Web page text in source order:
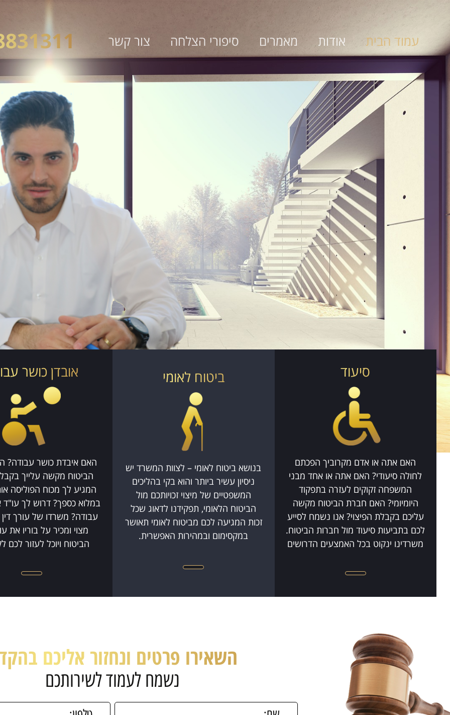
עמוד הבית אודות מאמרים סיפורי הצלחה צור קשר
סיעוד
האם אתה או אדם מקרוביך הפכתם
לחולה סיעודי? האם אתה או אחד מבני
המשפחה זקוקים לעזרה בתפקוד
היומיומי? האם חברת הביטוח מקשה
עליכם בקבלת הפיצוי? אנו נשמח לסייע
לכם בתביעות סיעוד מול חברות הביטוח.
משרדינו ינקוט בכל האמצעים הדרושים
ובמהירות...
ביטוח לאומי
בנושא ביטוח לאומי – לצוות המשרד יש
ניסיון עשיר ביותר והוא בקי בהליכים
המשפטיים של מיצוי זכויותכם מול
הביטוח הלאומי, תפקידנו לדאוג שכל
זכות המגיעה לכם מביטוח לאומי תאושר
במקסימום ובמהירות האפשרית.
אובדן כושר
האם איבדת כושר עבודה?
הביטוח מקשה עלייך
המגיע לך מכוח הפוליסה
במלוא כספך? דרוש לך עו"ד
עבודה? משרדו של עורך
מצוי ומכיר על בוריו את
הביטוח ויוכל לעזור לכם
השאירו פרטים ונחזור אליכם
נשמח לעמוד לשירותכם